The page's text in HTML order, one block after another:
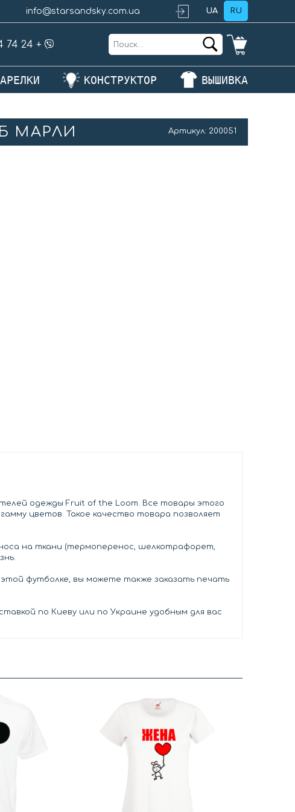
info@starsandsky.com.ua UA RU
74 24 +
КОНСТРУКТОР ВЫШИВКА
МАРЛИ Артикул: 200051
одежды Fruit of the Loom. Все товары этого
цветов. Такое качество товара позволяет
на ткани (термоперенос, шелкотрафорет,
футболке, вы можете также заказать печать
по Киеву или по Украине удобным для вас